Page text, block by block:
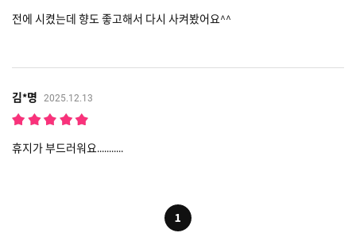
전에 시켰는데 향도 좋고해서 다시 사켜봤어요^^
김*명 2025.12.13
휴지가 부드러워요...........
1